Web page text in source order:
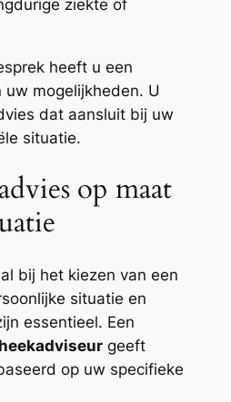
ziekte of
heeft u een
mogelijkheden. U
dat aansluit bij uw
situatie.
op maat
bij het kiezen van een
situatie en
essentieel. Een
geeft
op uw specifieke